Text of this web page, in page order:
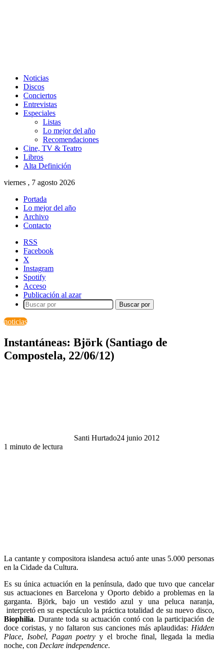
Noticias
Discos
Conciertos
Entrevistas
Especiales
Listas
Lo mejor del año
Recomendaciones
Cine, TV & Teatro
Libros
Alta Definición
viernes , 7 agosto 2026
Portada
Lo mejor del año
Archivo
Contacto
RSS
Facebook
X
Instagram
Spotify
Acceso
Publicación al azar
Buscar por
noticias
Instantáneas: Björk (Santiago de
Compostela, 22/06/12)
Santi Hurtado24 junio 2012
1 minuto de lectura
La cantante y compositora islandesa actuó ante unas 5.000 personas
en la Cidade da Cultura.
Es su única actuación en la península, dado que tuvo que cancelar
sus actuaciones en Barcelona y Oporto debido a problemas en la
garganta. Björk, bajo un vestido azul y una peluca naranja,
interpretó en su espectáculo la práctica totalidad de su nuevo disco,
Biophilia. Durante toda su actuación contó con la participación de
doce coristas, y no faltaron sus canciones más aplaudidas: Hidden
Place, Isobel, Pagan poetry y el broche final, llegada la media
noche, con Declare independence.